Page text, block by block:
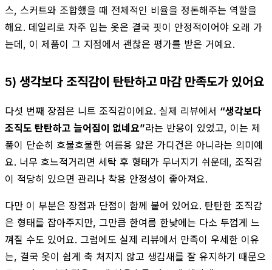
스, 스커트와 조합했을 때 전체적인 비율을 정돈해주는 역할을
해요. 데일리로 자주 입는 옷은 결국 핏이 안정적이어야 오래 가
는데, 이 제품이 그 지점에서 괜찮은 평가를 받은 거예요.
5) 생각보다 조직감이 탄탄하고 마감 만족도가 있어요
다섯 번째 장점은 니트 조직감이에요. 실제 리뷰에서 “생각보다
조직도 탄탄하고 늘어짐이 없네요”라는 반응이 있었고, 이는 제
품이 단순히 흐물흐물한 여름용 얇은 가디건은 아니라는 의미예
요. 너무 흐느적거리면 세탁 후 형태가 무너지기 쉬운데, 조직감
이 적당히 있으면 관리나 착용 안정성이 좋아져요.
다만 이 부분은 장점과 단점이 함께 붙어 있어요. 탄탄한 조직감
은 형태를 잡아주지만, 그만큼 한여름 한낮에는 다소 두껍게 느
껴질 수도 있어요. 그럼에도 실제 리뷰에서 만족이 우세한 이유
는, 결국 옷이 쉽게 축 처지지 않고 생김새를 잘 유지하기 때문으